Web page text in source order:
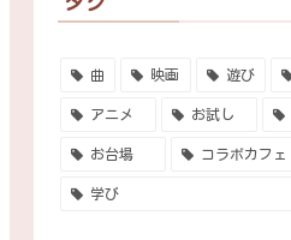
曲 映画 遊び
アニメ お試し
お台場 コラボカフェ
学び